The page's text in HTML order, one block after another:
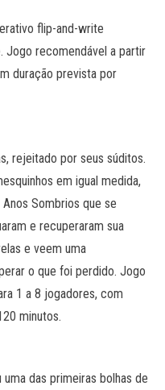
flip-and-write
Jogo recomendável a partir
duração prevista por
rejeitado por seus súditos.
em igual medida,
Sombrios que se
e recuperaram sua
e veem uma
o que foi perdido. Jogo
1 a 8 jogadores, com
minutos.
das primeiras bolhas de